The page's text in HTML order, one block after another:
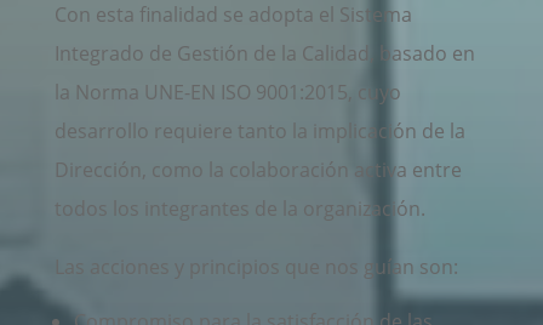
Con esta finalidad se adopta el Sistema
Integrado de Gestión de la Calidad, basado en
la Norma UNE-EN ISO 9001:2015, cuyo
desarrollo requiere tanto la implicación de la
Dirección, como la colaboración activa entre
todos los integrantes de la organización.
Las acciones y principios que nos guían son: